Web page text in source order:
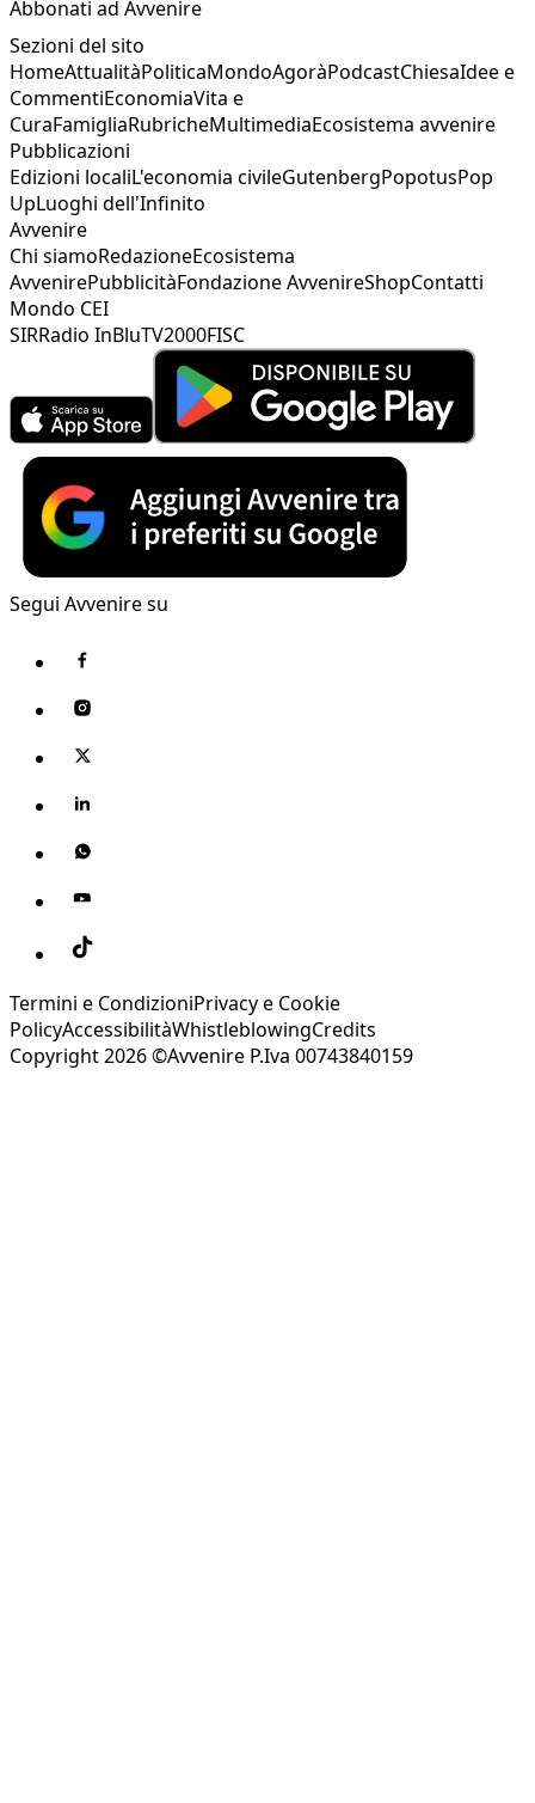
Abbonati ad Avvenire
Sezioni del sito
HomeAttualitàPoliticaMondoAgoràPodcastChiesaIdee e
CommentiEconomiaVita e
CuraFamigliaRubricheMultimediaEcosistema avvenire
Pubblicazioni
Edizioni localiL'economia civileGutenbergPopotusPop
UpLuoghi dell'Infinito
Avvenire
Chi siamoRedazioneEcosistema
AvvenirePubblicitàFondazione AvvenireShopContatti
Mondo CEI
SIRRadio InBluTV2000FISC
Segui Avvenire su
Termini e CondizioniPrivacy e Cookie
PolicyAccessibilitàWhistleblowingCredits
Copyright 2026 ©Avvenire P.Iva 00743840159